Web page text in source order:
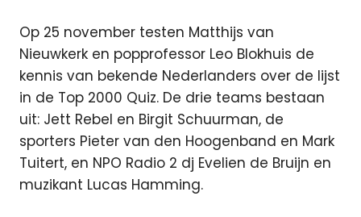
Op 25 november testen Matthijs van
Nieuwkerk en popprofessor Leo Blokhuis de
kennis van bekende Nederlanders over de lijst
in de Top 2000 Quiz. De drie teams bestaan
uit: Jett Rebel en Birgit Schuurman, de
sporters Pieter van den Hoogenband en Mark
Tuitert, en NPO Radio 2 dj Evelien de Bruijn en
muzikant Lucas Hamming.